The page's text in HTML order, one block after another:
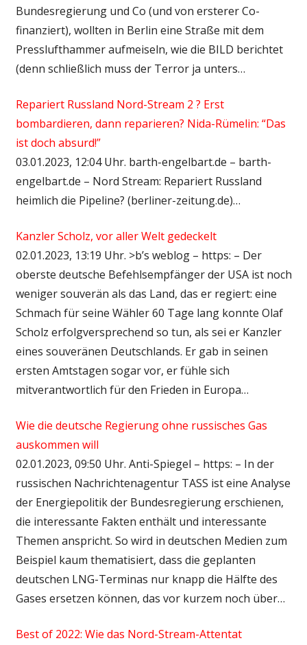
Bundesregierung und Co (und von ersterer Co-
finanziert), wollten in Berlin eine Straße mit dem
Presslufthammer aufmeiseln, wie die BILD berichtet
(denn schließlich muss der Terror ja unters…
Repariert Russland Nord-Stream 2 ? Erst
bombardieren, dann reparieren? Nida-Rümelin: “Das
ist doch absurd!”
03.01.2023, 12:04 Uhr. barth-engelbart.de – barth-
engelbart.de – Nord Stream: Repariert Russland
heimlich die Pipeline? (berliner-zeitung.de)…
Kanzler Scholz, vor aller Welt gedeckelt
02.01.2023, 13:19 Uhr. >b’s weblog – https: – Der
oberste deutsche Befehlsempfänger der USA ist noch
weniger souverän als das Land, das er regiert: eine
Schmach für seine Wähler 60 Tage lang konnte Olaf
Scholz erfolgversprechend so tun, als sei er Kanzler
eines souveränen Deutschlands. Er gab in seinen
ersten Amtstagen sogar vor, er fühle sich
mitverantwortlich für den Frieden in Europa…
Wie die deutsche Regierung ohne russisches Gas
auskommen will
02.01.2023, 09:50 Uhr. Anti-Spiegel – https: – In der
russischen Nachrichtenagentur TASS ist eine Analyse
der Energiepolitik der Bundesregierung erschienen,
die interessante Fakten enthält und interessante
Themen anspricht. So wird in deutschen Medien zum
Beispiel kaum thematisiert, dass die geplanten
deutschen LNG-Terminas nur knapp die Hälfte des
Gases ersetzen können, das vor kurzem noch über…
Best of 2022: Wie das Nord-Stream-Attentat